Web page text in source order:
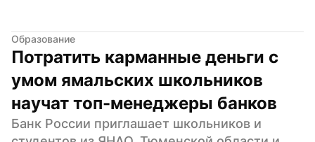
Образование
Потратить карманные деньги с
умом ямальских школьников
научат топ-менеджеры банков
Банк России приглашает школьников и